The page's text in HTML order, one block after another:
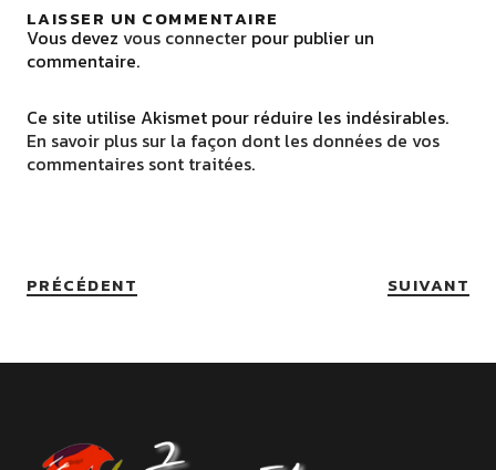
LAISSER UN COMMENTAIRE
Vous devez vous connecterpour publier un
commentaire.
Ce site utilise Akismet pour réduire les indésirables.
En savoir plus sur la façon dont les données de vos
commentaires sont traitées.
PRÉCÉDENT SUIVANT